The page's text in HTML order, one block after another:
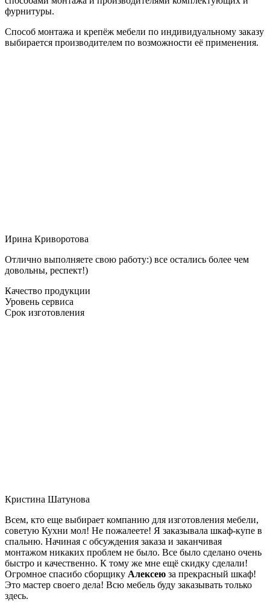
фурнитуры.
Способ монтажа и крепёж мебели по индивидуальному заказу
выбирается производителем по возможности её применения.
Ирина Криворотова
Отлично выполняете свою работу:) все остались более чем
довольны, респект!)
Качество продукции
Уровень сервиса
Срок изготовления
Кристина Шатунова
Всем, кто еще выбирает компанию для изготовления мебели,
советую Кухни мол! Не пожалеете! Я заказывала шкаф-купе в
спальню. Начиная с обсуждения заказа и заканчивая
монтажом никаких проблем не было. Все было сделано очень
быстро и качественно. К тому же мне ещё скидку сделали!
Огромное спасибо сборщику Алексею за прекрасный шкаф!
Это мастер своего дела! Всю мебель буду заказывать только
здесь.